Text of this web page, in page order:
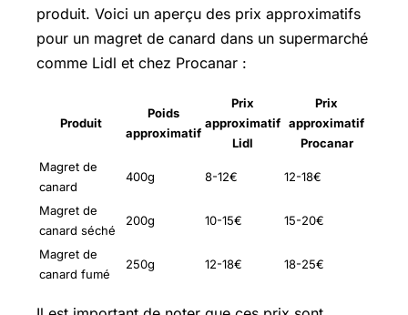
produit. Voici un aperçu des prix approximatifs
pour un magret de canard dans un supermarché
comme Lidl et chez Procanar :
Produit
Poids
approximatif
Prix
approximatif
Lidl
Prix
approximatif
Procanar
Magret de
canard
400g 8-12€ 12-18€
Magret de
canard séché
200g 10-15€ 15-20€
Magret de
canard fumé
250g 12-18€ 18-25€